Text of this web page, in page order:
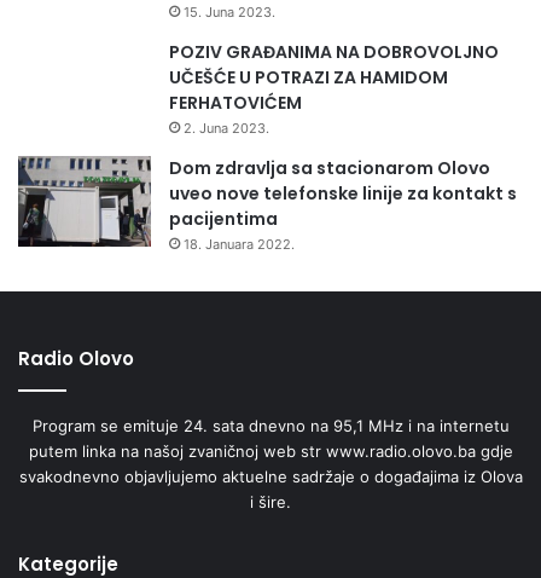
15. Juna 2023.
POZIV GRAĐANIMA NA DOBROVOLJNO
UČEŠĆE U POTRAZI ZA HAMIDOM
FERHATOVIĆEM
2. Juna 2023.
Dom zdravlja sa stacionarom Olovo
uveo nove telefonske linije za kontakt s
pacijentima
18. Januara 2022.
Radio Olovo
Program se emituje 24. sata dnevno na 95,1 MHz i na internetu
putem linka na našoj zvaničnoj web str www.radio.olovo.ba gdje
svakodnevno objavljujemo aktuelne sadržaje o događajima iz Olova
i šire.
Kategorije